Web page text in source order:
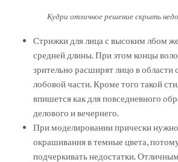
Кудри отличное решение скрыть
Стрижки для лица с высоким лбом
средней длины. При этом концы
зрительно расширят лицо в области
лобовой части. Кроме того такой
впишется как для повседневного
делового и вечернего.
При моделировании прически нужно
окрашивания в темные цвета,
подчеркивать недостатки.